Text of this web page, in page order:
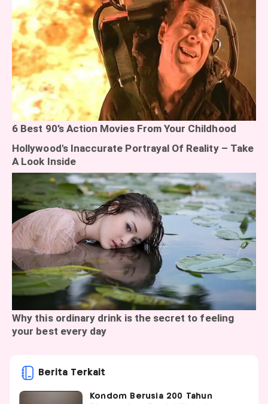
Berita Terkait
Kondom Berusia 200 Tahun